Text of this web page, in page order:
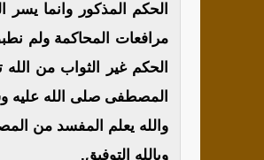
الحكم المذكور وانما
مرافعات المحاكمة ولم
الحكم غير الثواب من
المصطفى صلى الله عليه
والله يعلم المفسد من
وبالله التوفيق.